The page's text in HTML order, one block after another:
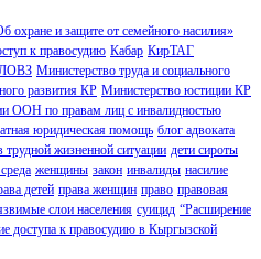
охране и защите от семейного насилия»
к правосудию Кабар КирТАГ
Министерство труда и социального
развития КР Министерство юстиции КР
ООН по правам лиц с инвалидностью
юридическая помощь блог адвоката
трудной жизненной ситуации дети сироты
женщины закон инвалиды насилие
детей права женщин право правовая
слои населения суицид “Расширение
доступа к правосудию в Кыргызской